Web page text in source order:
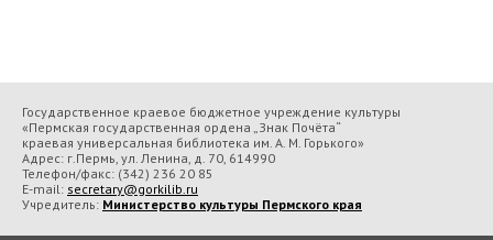
Государственное краевое бюджетное учреждение культуры
«Пермская государственная ордена „Знак Почёта“
краевая универсальная библиотека им. А. М. Горького»
Адрес: г.Пермь, ул. Ленина, д. 70, 614990
Телефон/факс: (342) 236 20 85
E-mail: secretary@gorkilib.ru
Учредитель: Министерство культуры Пермского края